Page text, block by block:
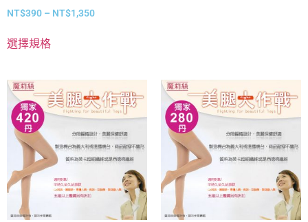
NT$390 – NT$1,350
選擇規格